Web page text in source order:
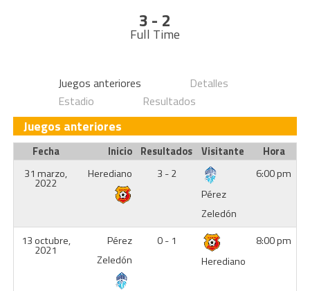
3 - 2
Full Time
Juegos anteriores
Detalles
Estadio
Resultados
Juegos anteriores
Fecha Inicio Resultados Visitante
Hora
31 marzo,
2022
Herediano
3 - 2
Pérez
Zeledón
6:00 pm
13 octubre,
2021
Pérez
Zeledón
0 - 1
Herediano
8:00 pm